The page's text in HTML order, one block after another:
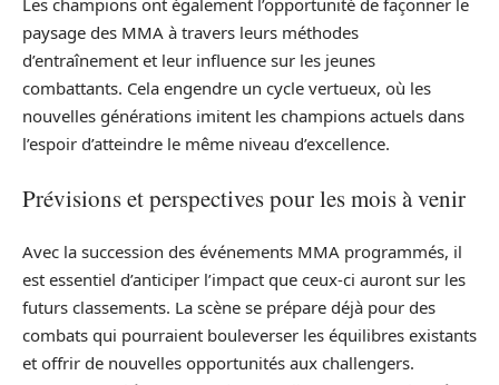
Les champions ont également l’opportunité de façonner le
paysage des MMA à travers leurs méthodes
d’entraînement et leur influence sur les jeunes
combattants. Cela engendre un cycle vertueux, où les
nouvelles générations imitent les champions actuels dans
l’espoir d’atteindre le même niveau d’excellence.
Prévisions et perspectives pour les mois à venir
Avec la succession des événements MMA programmés, il
est essentiel d’anticiper l’impact que ceux-ci auront sur les
futurs classements. La scène se prépare déjà pour des
combats qui pourraient bouleverser les équilibres existants
et offrir de nouvelles opportunités aux challengers.